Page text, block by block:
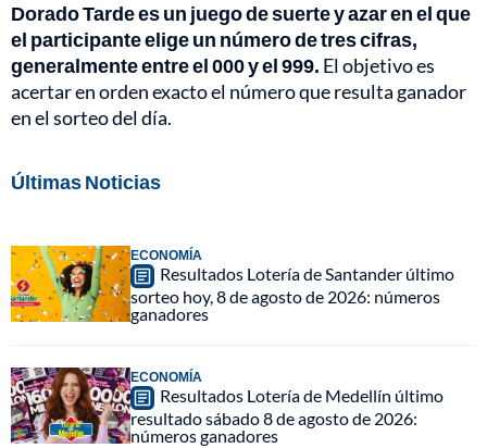
Dorado Tarde es un juego de suerte y azar en el que
el participante elige un número de tres cifras,
generalmente entre el 000 y el 999. El objetivo es
acertar en orden exacto el número que resulta ganador
en el sorteo del día.
Últimas Noticias
ECONOMÍA
Resultados Lotería de Santander último
sorteo hoy, 8 de agosto de 2026: números
ganadores
ECONOMÍA
Resultados Lotería de Medellín último
resultado sábado 8 de agosto de 2026:
números ganadores